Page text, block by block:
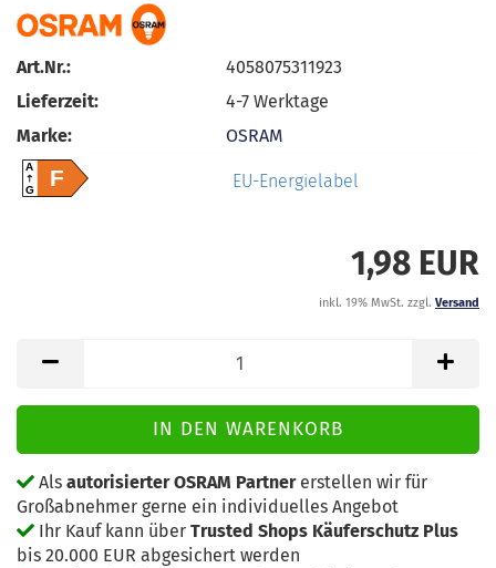
Art.Nr.:
4058075311923
Lieferzeit:
4-7 Werktage
Marke:
OSRAM
A
GF EU-Energielabel
1,98 EUR
inkl. 19% MwSt. zzgl. Versand
Als autorisierter OSRAM Partnererstellen wir für
Großabnehmer gerne ein individuelles Angebot
Ihr Kauf kann über Trusted Shops Käuferschutz Plus
bis 20.000 EUR abgesichert werden